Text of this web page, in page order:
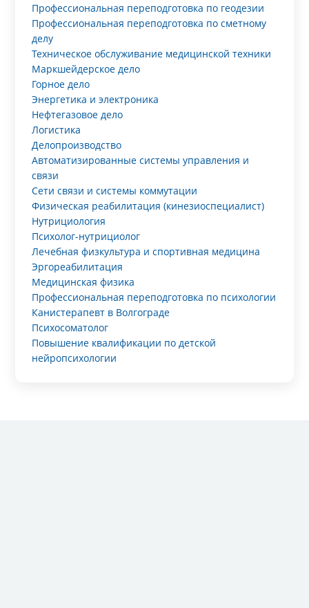
Профессиональная переподготовка по геодезии
Профессиональная переподготовка по сметному
делу
Техническое обслуживание медицинской техники
Маркшейдерское дело
Горное дело
Энергетика и электроника
Нефтегазовое дело
Логистика
Делопроизводство
Автоматизированные системы управления и
связи
Сети связи и системы коммутации
Физическая реабилитация (кинезиоспециалист)
Нутрициология
Психолог-нутрициолог
Лечебная физкультура и спортивная медицина
Эргореабилитация
Медицинская физика
Профессиональная переподготовка по психологии
Канистерапевт в Волгограде
Психосоматолог
Повышение квалификации по детской
нейропсихологии